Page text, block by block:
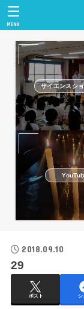
MENU
サイエンスシ
2018.09.10
29
ポスト シ